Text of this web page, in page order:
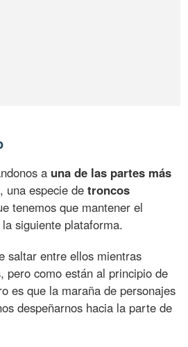
a una de las partes más
una especie detroncos
tenemos que mantener el
siguiente plataforma.
saltar entre ellos mientras
pero como están al principio de
es que la maraña de personajes
despeñarnos hacia la parte de